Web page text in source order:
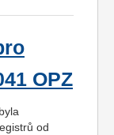
OPZ
od